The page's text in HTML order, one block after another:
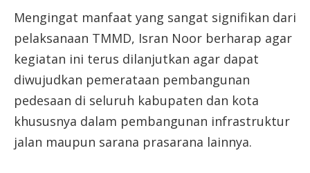
Mengingat manfaat yang sangat signifikan dari
pelaksanaan TMMD, Isran Noor berharap agar
kegiatan ini terus dilanjutkan agar dapat
diwujudkan pemerataan pembangunan
pedesaan di seluruh kabupaten dan kota
khususnya dalam pembangunan infrastruktur
jalan maupun sarana prasarana lainnya.